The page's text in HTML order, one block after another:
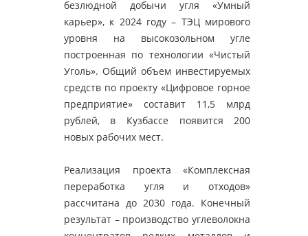
безлюдной добычи угля «Умный
карьер», к 2024 году – ТЭЦ мирового
уровня на высокозольном угле
построенная по технологии «Чистый
Уголь». Общий объем инвестируемых
средств по проекту «Цифровое горное
предприятие» составит 11,5 млрд
рублей, в Кузбассе появится 200
новых рабочих мест.
Реализация проекта «Комплексная
переработка угля и отходов»
рассчитана до 2030 года. Конечный
результат – производство углеволокна